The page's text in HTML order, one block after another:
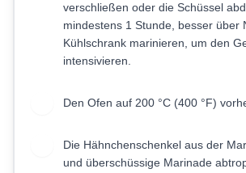
verschließen oder die Schüssel
mindestens 1 Stunde, besser über
Kühlschrank marinieren, um den
intensivieren.
Den Ofen auf 200 °C (400 °F)
Die Hähnchenschenkel aus der
und überschüssige Marinade